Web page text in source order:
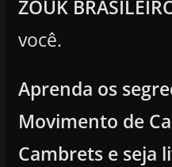
ZOUK
você.
Aprenda os
Movimento de
Cambrets e seja